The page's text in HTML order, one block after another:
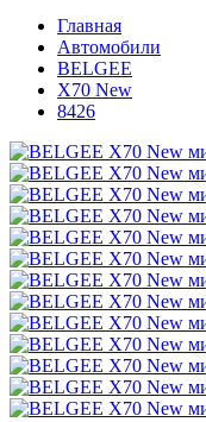
Главная
Автомобили
BELGEE
X70 New
8426